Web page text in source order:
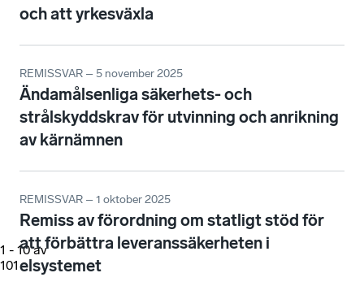
1 - 10 av
101
och att yrkesväxla
REMISSVAR – 5 november 2025
Ändamålsenliga säkerhets- och
strålskyddskrav för utvinning och anrikning
av kärnämnen
REMISSVAR – 1 oktober 2025
Remiss av förordning om statligt stöd för
att förbättra leveranssäkerheten i
elsystemet